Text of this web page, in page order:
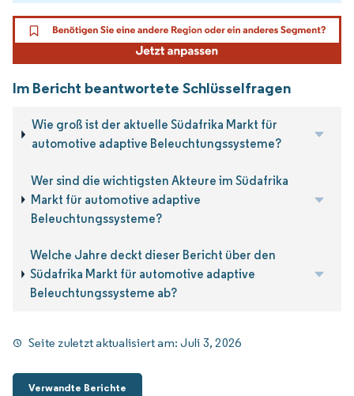
Im Bericht beantwortete Schlüsselfragen
Wie groß ist der aktuelle Südafrika Markt für
automotive adaptive Beleuchtungssysteme?
Wer sind die wichtigsten Akteure im Südafrika
Markt für automotive adaptive
Beleuchtungssysteme?
Welche Jahre deckt dieser Bericht über den
Südafrika Markt für automotive adaptive
Beleuchtungssysteme ab?
Seite zuletzt aktualisiert am:Juli 3, 2026
Verwandte Berichte